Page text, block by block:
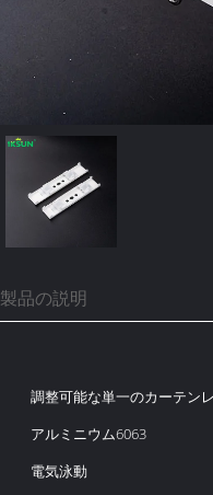
製品の説明
調整可能な単一のカーテン
アルミニウム6063
電気泳動